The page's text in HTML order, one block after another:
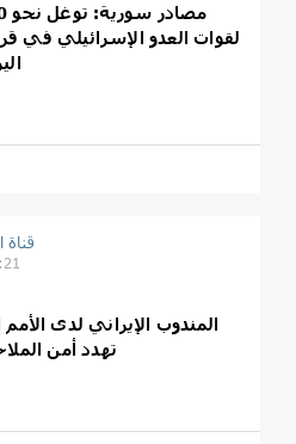
لقوات العدو الإسرائيلي في
قناة
المندوب الإيراني لدى
تهدد أمن